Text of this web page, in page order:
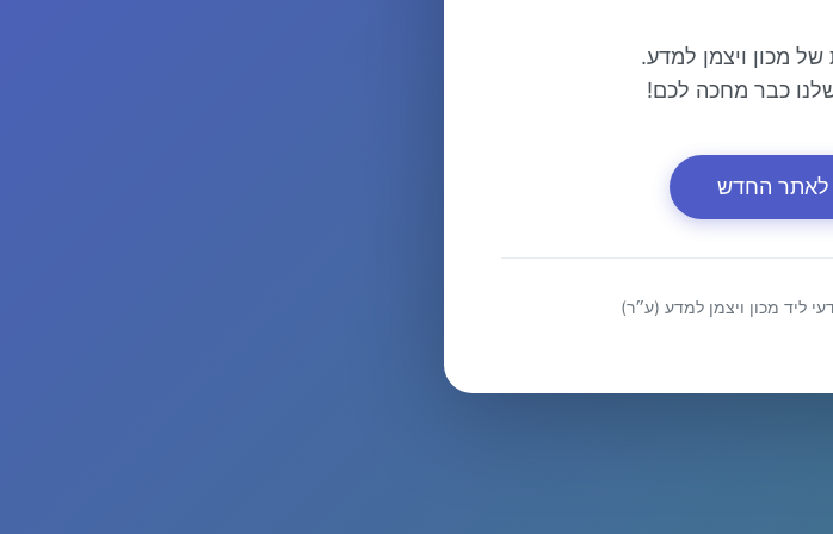
של מכון ויצמן למדע.
כבר מחכה לכם!
לאתר החדש
ליד מכון ויצמן למדע (ע״ר)